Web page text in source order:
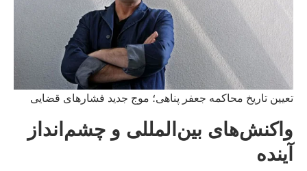
تعیین تاریخ محاکمه جعفر پناهی؛ موج جدید فشارهای قضایی
واکنش‌های بین‌المللی و چشم‌انداز
آینده